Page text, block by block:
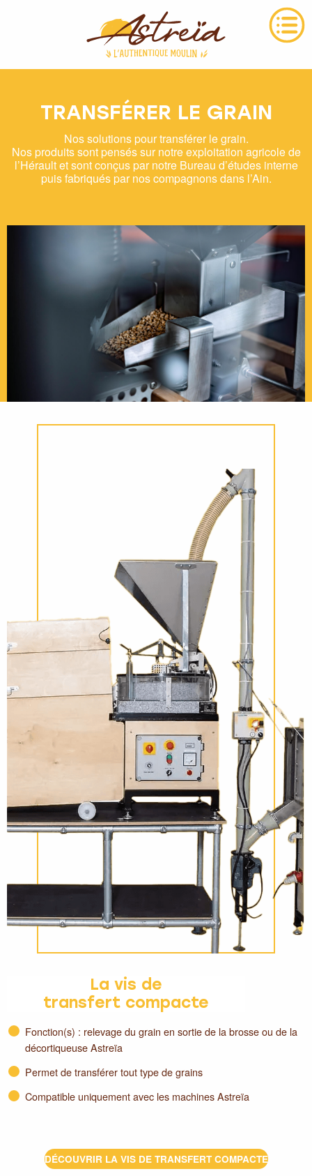
TRANSFÉRER LE GRAIN
Nos solutions pour transférer le grain.
Nos produits sont pensés sur notre exploitation agricole de
l’Hérault et sont conçus par notre Bureau d’études interne
puis fabriqués par nos compagnons dans l’Ain.
La vis de
transfert compacte
Fonction(s) : relevage du grain en sortie de la brosse ou de la
décortiqueuse Astreïa
Permet de transférer tout type de grains
Compatible uniquement avec les machines Astreïa
DÉCOUVRIR LA VIS DE TRANSFERT COMPACTE